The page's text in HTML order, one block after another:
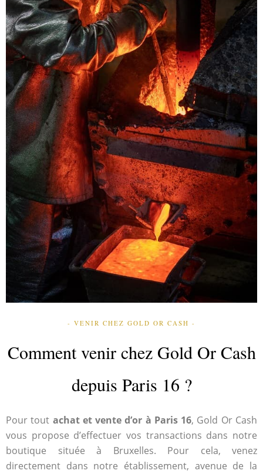
- VENIR CHEZ GOLD OR CASH -
Comment venir chez Gold Or Cash
depuis Paris 16 ?
Pour tout achat et vente d’or à Paris 16, Gold Or Cash
vous propose d’effectuer vos transactions dans notre
boutique située à Bruxelles. Pour cela, venez
directement dans notre établissement, avenue de la